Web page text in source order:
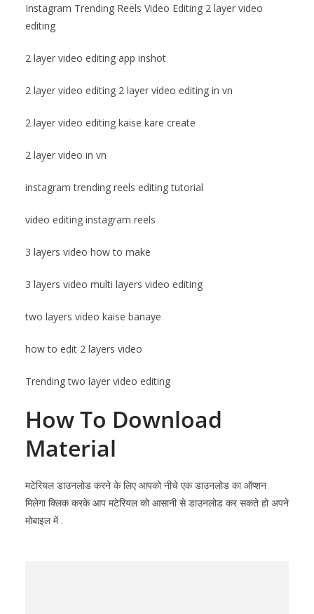
Instagram Trending Reels Video Editing 2 layer video
editing
2 layer video editing app inshot
2 layer video editing 2 layer video editing in vn
2 layer video editing kaise kare create
2 layer video in vn
instagram trending reels editing tutorial
video editing instagram reels
3 layers video how to make
3 layers video multi layers video editing
two layers video kaise banaye
how to edit 2 layers video
Trending two layer video editing
How To Download
Material
मटेरियल डाउनलोड करने के लिए आपको नीचे एक डाउनलोड का ऑप्शन
मिलेगा क्लिक करके आप मटेरियल को आसानी से डाउनलोड कर सकते हो अपने
मोबाइल में .